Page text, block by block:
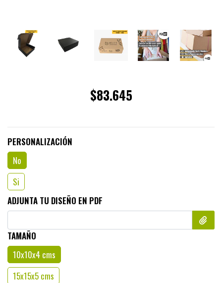
$83.645
PERSONALIZACIÓN
No
Si
ADJUNTA TU DISEÑO EN PDF
TAMAÑO
10x10x4 cms
15x15x5 cms